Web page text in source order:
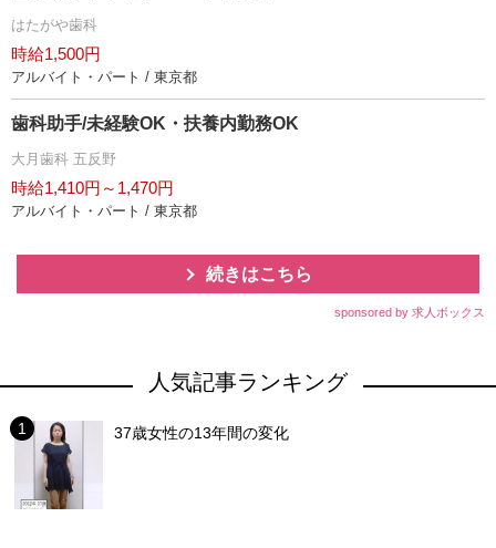
はたがや歯科
時給1,500円
アルバイト・パート / 東京都
歯科助手/未経験OK・扶養内勤務OK
大月歯科 五反野
時給1,410円～1,470円
アルバイト・パート / 東京都
続きはこちら
sponsored by 求人ボックス
人気記事ランキング
37歳女性の13年間の変化